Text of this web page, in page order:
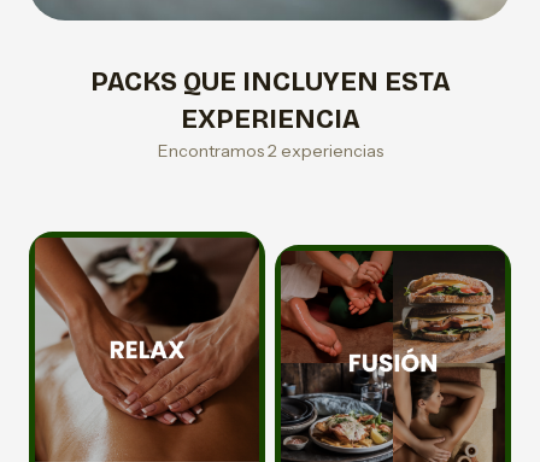
PACKS QUE INCLUYEN ESTA
EXPERIENCIA
Encontramos 2 experiencias